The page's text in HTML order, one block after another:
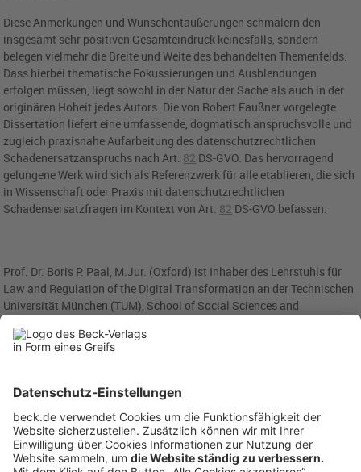
Diese Anmerkungen und Wunschentäußerungen schmälern den
insgesamt sehr positiven Gesamteindruck keinesfalls, sondern
belegen vielmehr die Breite und Weite des behandelten Themenfelds.
Dass hierbei thematische Fokussierungen und Ausblendungen
erfolgen müssen, liegt sowohl in der Natur der Sache als auch in der
originären Hoheit jedes Autors. Die von Robert Faußner vorgelegte
Dissertation liefert eine umfassende, dogmatisch anspruchsvolle und
zugleich praxisnahe Aufarbeitung des datenschutzrechtlichen
Schadenersatzanspruchs nachArt. 82 DS-GVO. Das hervorragend
gelungene Werk wird sich als Referenzwerk für alle etablieren, die sich
in Wissenschaft oder Praxis mit datenschutzrechtlichen
Schadensersatzfragen im Kontext vonArt. 82 DS-GVO befassen.
Prof. Dr. Boris P. Paal, M.Jur. (Oxford) ist Inhaber des Lehrstuhls für
Law and Regulation of the Digital Transformation an der Technischen
Universität München (TUM), School of Social Sciences and
BAUMGARTNER BAUMANN.
Anzeigen: